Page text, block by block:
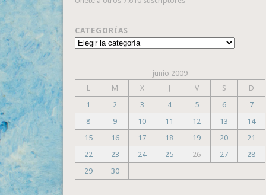
CATEGORÍAS
Categorías
junio 2009
L
M X J V S
D
1
2 3 4 5 6
7
8
9 10 11 12 13
14
15
16 17 18 19 20
21
22
23 24 25 26 27
28
29
30